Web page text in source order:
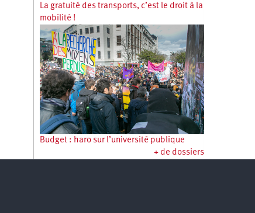
La gratuité des transports, c’est le droit à la
mobilité !
Budget : haro sur l’université publique
+ de dossiers